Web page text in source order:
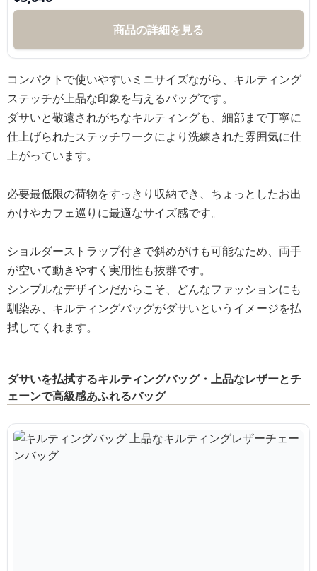
商品の詳細を見る
コンパクトで使いやすいミニサイズながら、キルティング
ステッチが上品な印象を与えるバッグです。
ダサいと敬遠されがちなキルティングも、細部まで丁寧に
仕上げられたステッチワークにより洗練された雰囲気に仕
上がっています。
必要最低限の荷物をすっきり収納でき、ちょっとしたお出
かけやカフェ巡りに最適なサイズ感です。
ショルダーストラップ付きで斜めがけも可能なため、両手
が空いて動きやすく実用性も抜群です。
シンプルなデザインだからこそ、どんなファッションにも
馴染み、キルティングバッグがダサいというイメージを払
拭してくれます。
ダサいを払拭するキルティングバッグ・上品なレザーとチ
ェーンで高級感あふれるバッグ